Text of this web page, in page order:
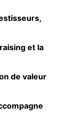
et la
de valeur